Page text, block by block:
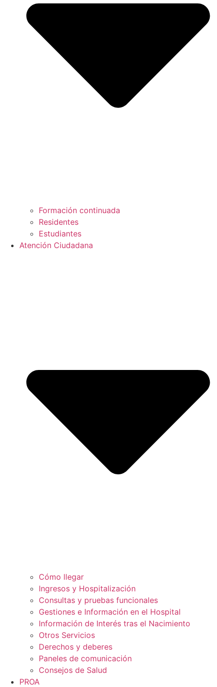
Formación continuada
Residentes
Estudiantes
Atención Ciudadana
Cómo llegar
Ingresos y Hospitalización
Consultas y pruebas funcionales
Gestiones e Información en el Hospital
Información de Interés tras el Nacimiento
Otros Servicios
Derechos y deberes
Paneles de comunicación
Consejos de Salud
PROA